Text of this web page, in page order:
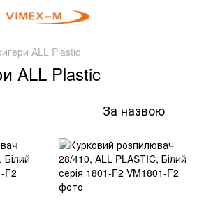
ALL Plastic
ALL Plastic
За назвою